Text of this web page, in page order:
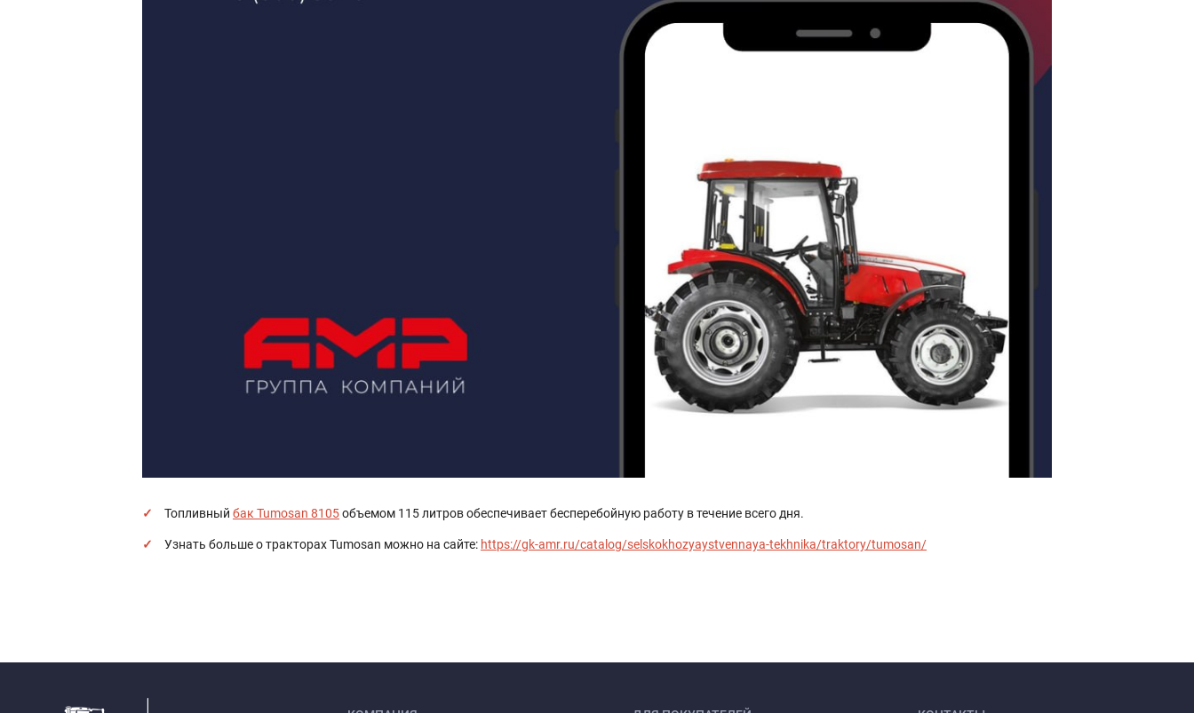
Топливный бак Tumosan 8105объемом 115 литров обеспечивает бесперебойную работу в течение всего дня.
Узнать больше о тракторах Tumosan можно на сайте: https://gk-amr.ru/catalog/selskokhozyaystvennaya-tekhnika/traktory/tumosan/